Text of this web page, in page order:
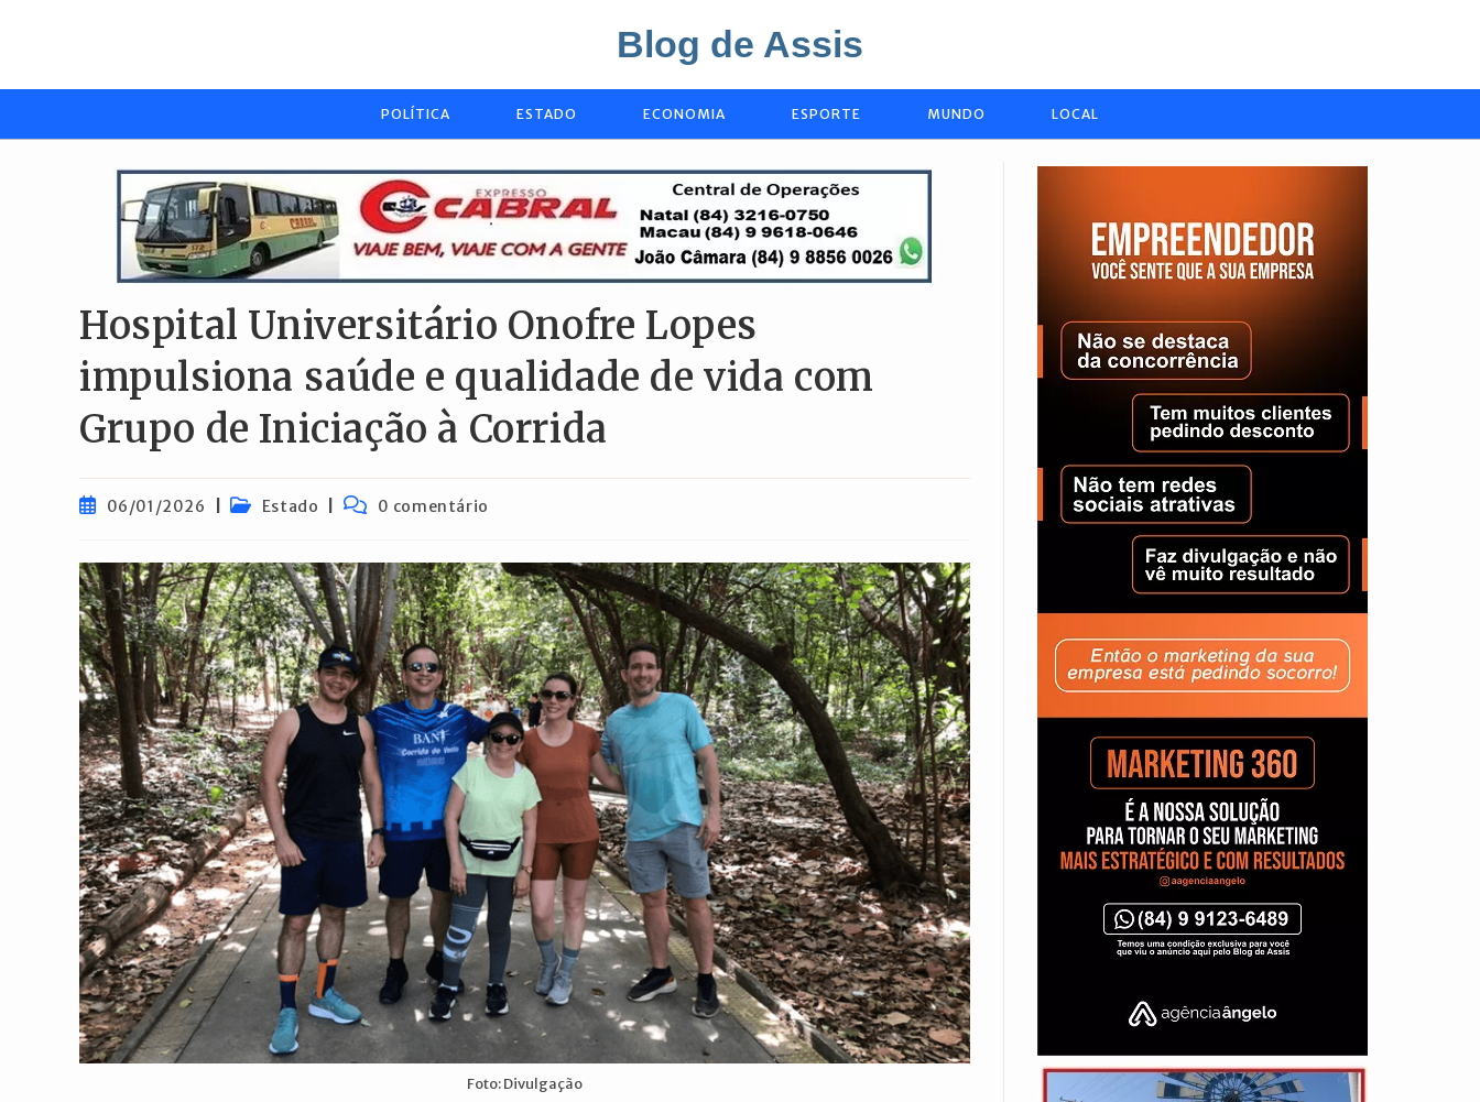
conteúdo
Blog de Assis
POLÍTICA ESTADO ECONOMIA ESPORTE MUNDO LOCAL
Hospital Universitário Onofre Lopes
impulsiona saúde e qualidade de vida com
Grupo de Iniciação à Corrida
Post06/01/2026
Categoria
Estado
Comentários
0 comentário
Foto: Divulgação